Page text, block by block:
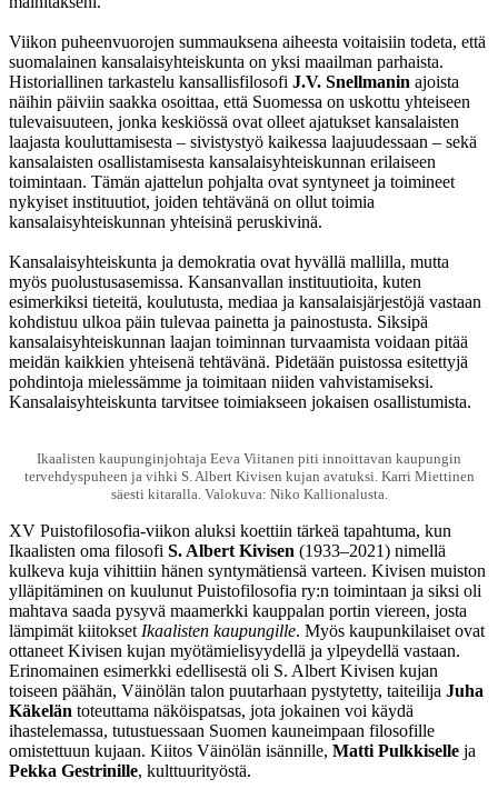
Viikon puheenvuorojen summauksena aiheesta voitaisiin todeta, että
suomalainen kansalaisyhteiskunta on yksi maailman parhaista.
Historiallinen tarkastelu kansallisfilosofi J.V. Snellmanin ajoista
näihin päiviin saakka osoittaa, että Suomessa on uskottu yhteiseen
tulevaisuuteen, jonka keskiössä ovat olleet ajatukset kansalaisten
laajasta kouluttamisesta – sivistystyö kaikessa laajuudessaan – sekä
kansalaisten osallistamisesta kansalaisyhteiskunnan erilaiseen
toimintaan. Tämän ajattelun pohjalta ovat syntyneet ja toimineet
nykyiset instituutiot, joiden tehtävänä on ollut toimia
kansalaisyhteiskunnan yhteisinä peruskivinä.
Kansalaisyhteiskunta ja demokratia ovat hyvällä mallilla, mutta
myös puolustusasemissa. Kansanvallan instituutioita, kuten
esimerkiksi tieteitä, koulutusta, mediaa ja kansalaisjärjestöjä vastaan
kohdistuu ulkoa päin tulevaa painetta ja painostusta. Siksipä
kansalaisyhteiskunnan laajan toiminnan turvaamista voidaan pitää
meidän kaikkien yhteisenä tehtävänä. Pidetään puistossa esitettyjä
pohdintoja mielessämme ja toimitaan niiden vahvistamiseksi.
Kansalaisyhteiskunta tarvitsee toimiakseen jokaisen osallistumista.
Ikaalisten kaupunginjohtaja Eeva Viitanen piti innoittavan kaupungin
tervehdyspuheen ja vihki S. Albert Kivisen kujan avatuksi. Karri Miettinen
säesti kitaralla. Valokuva: Niko Kallionalusta.
XV Puistofilosofia-viikon aluksi koettiin tärkeä tapahtuma, kun
Ikaalisten oma filosofi S. Albert Kivisen (1933–2021) nimellä
kulkeva kuja vihittiin hänen syntymätiensä varteen. Kivisen muiston
ylläpitäminen on kuulunut Puistofilosofia ry:n toimintaan ja siksi oli
mahtava saada pysyvä maamerkki kauppalan portin viereen, josta
lämpimät kiitokset Ikaalisten kaupungille. Myös kaupunkilaiset ovat
ottaneet Kivisen kujan myötämielisyydellä ja ylpeydellä vastaan.
Erinomainen esimerkki edellisestä oli S. Albert Kivisen kujan
toiseen päähän, Väinölän talon puutarhaan pystytetty, taiteilija Juha
Käkelän toteuttama näköispatsas, jota jokainen voi käydä
ihastelemassa, tutustuessaan Suomen kauneimpaan filosofille
omistettuun kujaan. Kiitos Väinölän isännille, Matti Pulkkiselle ja
Pekka Gestrinille, kulttuurityöstä.